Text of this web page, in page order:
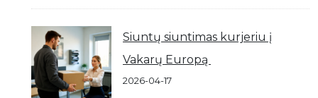
Siuntų siuntimas kurjeriu į
Vakarų Europą
2026-04-17